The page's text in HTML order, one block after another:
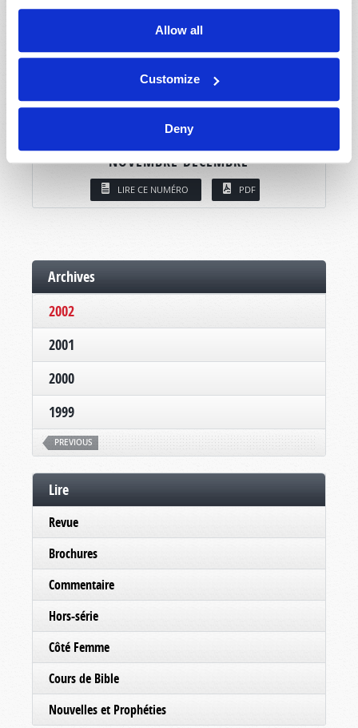
Allow all
Customize
Deny
NOVEMBRE-DÉCEMBRE
LIRE CE NUMÉRO PDF
Archives
2002
2001
2000
1999
PREVIOUS
Lire
Revue
Brochures
Commentaire
Hors-série
Côté Femme
Cours de Bible
Nouvelles et Prophéties